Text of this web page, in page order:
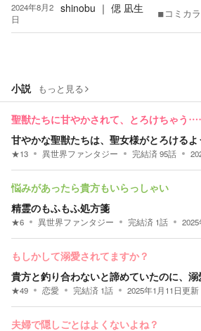
2024年8月2
日
shinobu ｜ 偲 凪生
小説 もっと見る
聖獣たちに甘やかされて、とろけちゃう
甘やかな聖獣たちは、聖女様がとろける
★13 異世界ファンタジー 完結済95話
悩みがあったら貴方もいらっしゃい
精霊のもふもふ処方箋
★6 異世界ファンタジー 完結済 1話
もしかして溺愛されてますか？
貴方と釣り合わないと諦めていたのに、溺
★49 恋愛 完結済 1話 2025年1月11日更新
夫婦で隠しごとはよくないよね？